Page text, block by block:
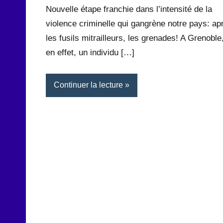
Nouvelle étape franchie dans l’intensité de la
violence criminelle qui gangrène notre pays:
les fusils mitrailleurs, les grenades! A Grenoble,
en effet, un individu […]
Continuer la lecture